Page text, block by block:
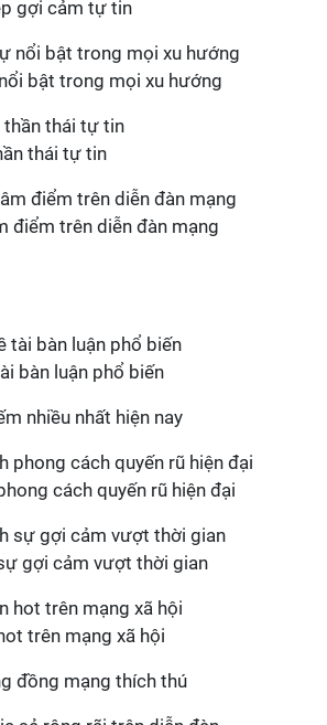
gợi cảm tự tin
bật trong mọi xu hướng
thái tự tin
điểm trên diễn đàn mạng
bàn luận phổ biến
nhiều nhất hiện nay
cách quyến rũ hiện đại
gợi cảm vượt thời gian
trên mạng xã hội
đồng mạng thích thú